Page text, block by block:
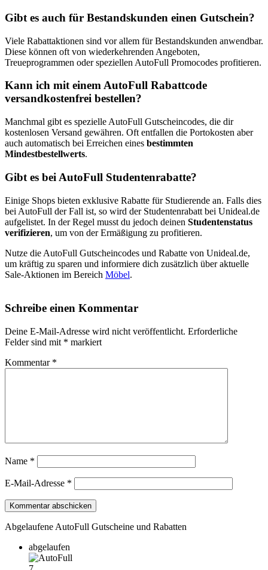
Gibt es auch für Bestandskunden einen Gutschein?
Viele Rabattaktionen sind vor allem für Bestandskunden anwendbar.
Diese können oft von wiederkehrenden Angeboten,
Treueprogrammen oder speziellen AutoFull Promocodes profitieren.
Kann ich mit einem AutoFull Rabattcode
versandkostenfrei bestellen?
Manchmal gibt es spezielle AutoFull Gutscheincodes, die dir
kostenlosen Versand gewähren. Oft entfallen die Portokosten aber
auch automatisch bei Erreichen eines bestimmten
Mindestbestellwerts.
Gibt es bei AutoFull Studentenrabatte?
Einige Shops bieten exklusive Rabatte für Studierende an. Falls dies
bei AutoFull der Fall ist, so wird der Studentenrabatt bei Unideal.de
aufgelistet. In der Regel musst du jedoch deinen Studentenstatus
verifizieren, um von der Ermäßigung zu profitieren.
Nutze die AutoFull Gutscheincodes und Rabatte von Unideal.de,
um kräftig zu sparen und informiere dich zusätzlich über aktuelle
Sale-Aktionen im Bereich Möbel.
Schreibe einen Kommentar
Deine E-Mail-Adresse wird nicht veröffentlicht. Erforderliche
Felder sind mit * markiert
Kommentar *
Name *
E-Mail-Adresse *
Abgelaufene AutoFull Gutscheine und Rabatten
abgelaufen